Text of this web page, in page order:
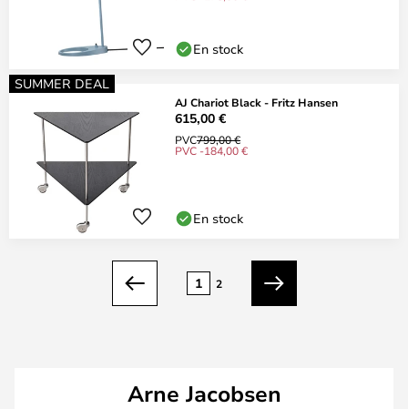
En stock
SUMMER DEAL
AJ Chariot Black - Fritz Hansen
615,00 €
PVC799,00 €
PVC -184,00 €
En stock
Précédent
1 2
Suivant
Arne Jacobsen